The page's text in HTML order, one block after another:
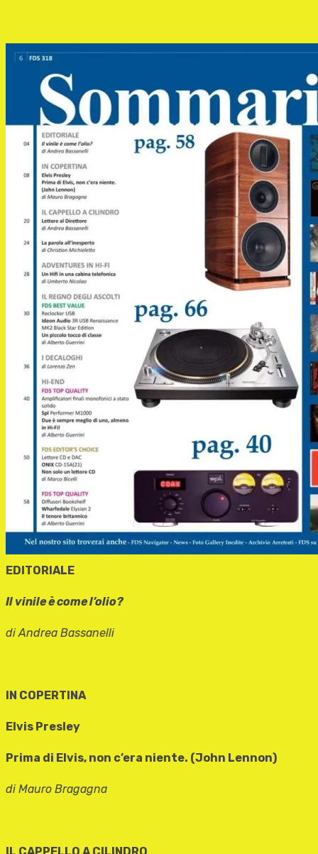
EDITORIALE
Il vinile è come l’olio?
di Andrea Bassanelli
IN COPERTINA
Elvis Presley
Prima di Elvis, non c’era niente. (John Lennon)
di Mauro Bragagna